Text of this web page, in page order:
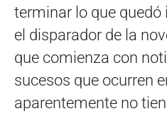
terminar lo que quedó
el disparador de la
que comienza con
sucesos que ocurren
aparentemente no